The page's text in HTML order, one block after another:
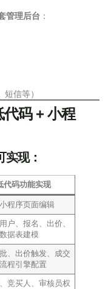
管理后台 ：
信等）
代码 + 小程
现：
代码功能实现
程序页面编辑
户、报名、出价、
据表建模
、出价触发、成交
程引擎配置
竞买人、审核员权